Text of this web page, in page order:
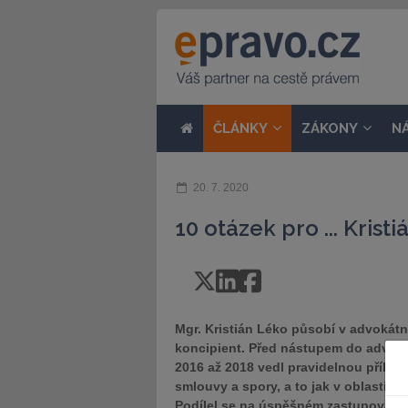
ČLÁNKY ZÁKONY
20. 7. 2020
10 otázek pro ...
Mgr. Kristián Léko působí v
koncipient. Před nástupem do
2016 až 2018 vedl pravidelnou
smlouvy a spory, a to jak v oblasti